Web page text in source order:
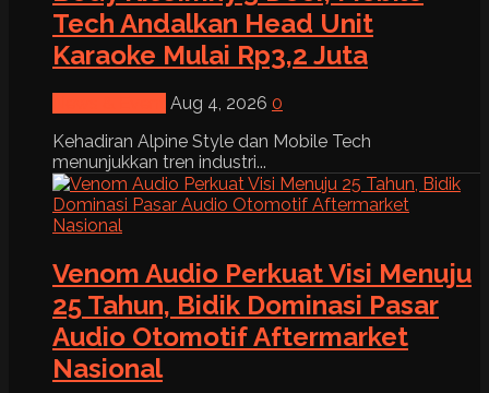
Tech Andalkan Head Unit
Karaoke Mulai Rp3,2 Juta
Aug 4, 2026 0
Kehadiran Alpine Style dan Mobile Tech
menunjukkan tren industri...
Venom Audio Perkuat Visi Menuju
25 Tahun, Bidik Dominasi Pasar
Audio Otomotif Aftermarket
Nasional